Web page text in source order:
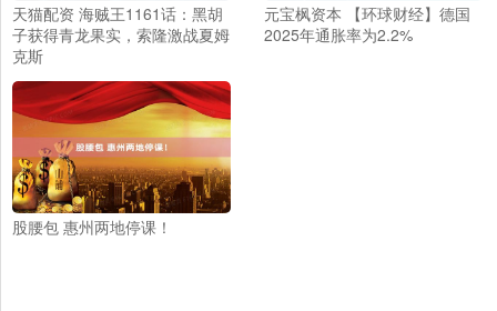
天猫配资 海贼王1161话：黑胡
子获得青龙果实，索隆激战夏姆
克斯
元宝枫资本 【环球财经】德国
2025年通胀率为2.2%
股腰包 惠州两地停课！